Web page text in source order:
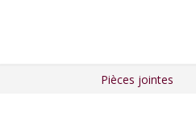
Pièces jointes